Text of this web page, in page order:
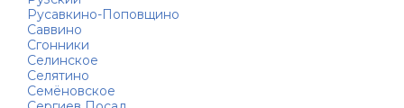
Русавкино-Поповщино
Саввино
Сгонники
Селинское
Селятино
Семёновское